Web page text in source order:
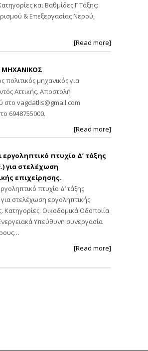
και Βαθμίδες Γ Τάξης:
& Επεξεργασίας Νερού,
[Read more]
ΜΗΧΑΝΙΚΟΣ
πολιτικός μηχανικός για
Αττικής. Αποστολή
στο vagdatlis@gmail.com
6948755000.
[Read more]
εργοληπτικό πτυχίο Δ’ τάξης
για στελέχωση
επιχείρησης.
πτυχίο Δ’ τάξης
στελέχωση εργοληπτικής
Κατηγορίες: Οικοδομικά Οδοποιία
Υπεύθυνη συνεργασία
[Read more]